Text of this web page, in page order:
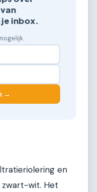
inbox.
→
en
wit. Het